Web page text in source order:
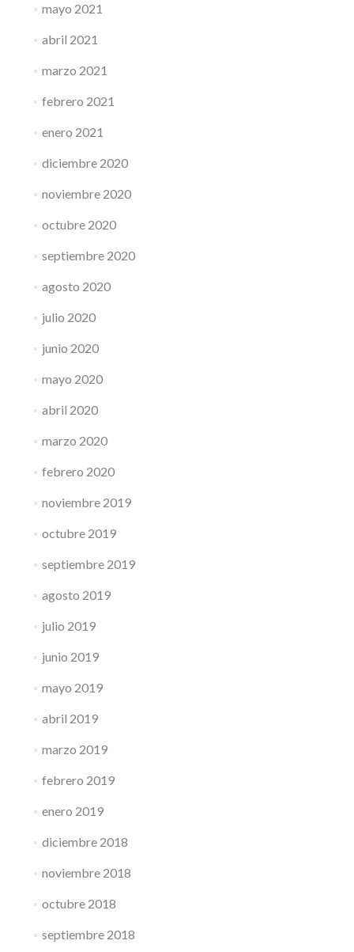
mayo 2021
abril 2021
marzo 2021
febrero 2021
enero 2021
diciembre 2020
noviembre 2020
octubre 2020
septiembre 2020
agosto 2020
julio 2020
junio 2020
mayo 2020
abril 2020
marzo 2020
febrero 2020
noviembre 2019
octubre 2019
septiembre 2019
agosto 2019
julio 2019
junio 2019
mayo 2019
abril 2019
marzo 2019
febrero 2019
enero 2019
diciembre 2018
noviembre 2018
octubre 2018
septiembre 2018